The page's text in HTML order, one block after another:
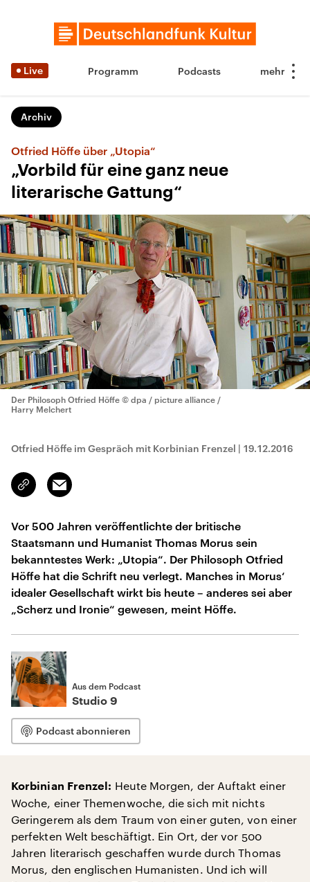
Live Programm Podcasts
Archiv
Otfried Höffe über „Utopia“
„Vorbild für eine ganz neue
literarische Gattung“
Der Philosoph Otfried Höffe © dpa / picture alliance /
Harry Melchert
Otfried Höffe im Gespräch mit Korbinian Frenzel | 19.12.2016
Link
kopieren/teilen
Email
Vor 500 Jahren veröffentlichte der britische
Staatsmann und Humanist Thomas Morus sein
bekanntestes Werk: „Utopia“. Der Philosoph Otfried
Höffe hat die Schrift neu verlegt. Manches in Morus‘
idealer Gesellschaft wirkt bis heute – anderes sei aber
„Scherz und Ironie“ gewesen, meint Höffe.
Aus dem Podcast
Studio 9
Podcast abonnieren
Korbinian Frenzel: Heute Morgen, der Auftakt einer
Woche, einer Themenwoche, die sich mit nichts
Geringerem als dem Traum von einer guten, von einer
perfekten Welt beschäftigt. Ein Ort, der vor 500
Jahren literarisch geschaffen wurde durch Thomas
Morus, den englischen Humanisten. Und ich will